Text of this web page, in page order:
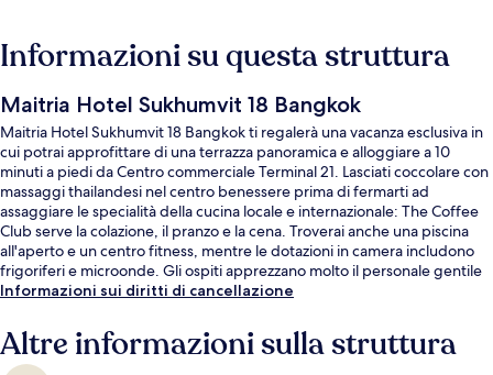
Informazioni su questa struttura
Maitria Hotel Sukhumvit 18 Bangkok
Maitria Hotel Sukhumvit 18 Bangkok ti regalerà una vacanza esclusiva in
cui potrai approfittare di una terrazza panoramica e alloggiare a 10
minuti a piedi da Centro commerciale Terminal 21. Lasciati coccolare con
massaggi thailandesi nel centro benessere prima di fermarti ad
assaggiare le specialità della cucina locale e internazionale: The Coffee
Club serve la colazione, il pranzo e la cena. Troverai anche una piscina
all'aperto e un centro fitness, mentre le dotazioni in camera includono
frigoriferi e microonde. Gli ospiti apprezzano molto il personale gentile
e la posizione invidiabile. La struttura è una comoda base per spostarsi
Stazione di Asok BTS a 6.
Informazioni sui diritti di cancellazione
Altre informazioni sulla struttura